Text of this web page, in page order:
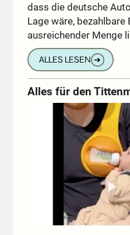
dass die deutsche
Lage wäre,
ausreichender Menge
ALLES LESEN ➔
Alles für den